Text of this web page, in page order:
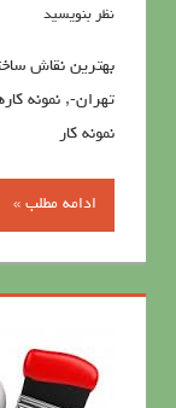
نظر بنویسید
بهترین نقاش
تهران-, نمونه
نمونه کار
ادامه مطلب »